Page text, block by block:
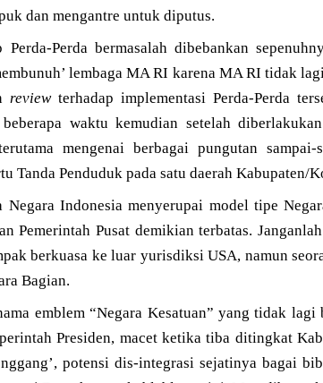
dan mengantre untuk diputus.
Perda bermasalah dibebankan
lembaga MA RI karena MA RI tidak
reviewterhadap implementasi Perda-Perda
waktu kemudian setelah
mengenai berbagai pungutan sampai-
Tanda Penduduk pada satu daerah Kabupaten/
Indonesia menyerupai model tipe
Pemerintah Pusat demikian terbatas.
berkuasa ke luar yurisdiksi USA, namun
Bagian.
emblem “Negara Kesatuan” yang tidak
Presiden, macet ketika tiba ditingkat
potensi dis-integrasi sejatinya bagai